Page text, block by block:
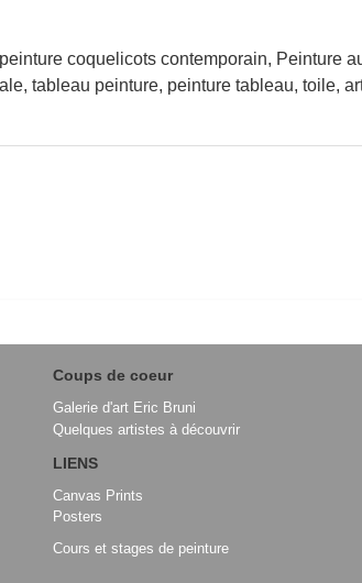
coquelicots contemporain, Peinture
tableau peinture, peinture tableau, toile,
Coups de coeur
Galerie d'art Eric Bruni
Quelques artistes à découvrir
LIENS
Canvas Prints
Posters
Cours et stages de peinture